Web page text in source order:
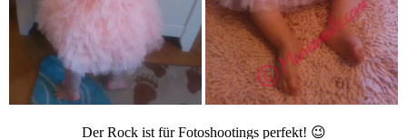
Der Rock ist für Fotoshootings perfekt! 😉